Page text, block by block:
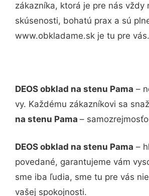
zákazníka, ktorá je pre nás
skúsenosti, bohatú prax a sú
www.obkladame.sk je tu pre vás.
DEOS obklad na stenu Pama –
vy. Každému zákazníkovi sa
na stenu Pama –
DEOS obklad na stenu Pama –
povedané, garantujeme vám
sme iba ľudia, sme tu pre vás
vašej spokojnosti.